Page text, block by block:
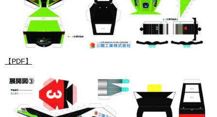
【PDF】